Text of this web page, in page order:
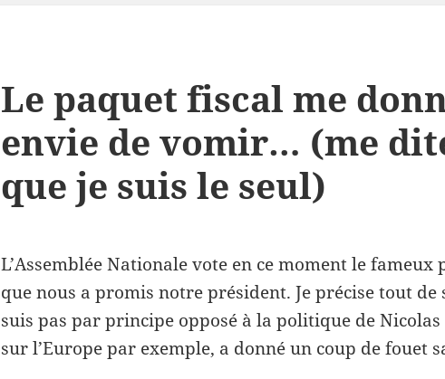
Le paquet fiscal me
envie de vomir… (me
que je suis le seul)
L’Assemblée Nationale vote en ce moment le fameux
que nous a promis notre président. Je précise tout de
suis pas par principe opposé à la politique de
sur l’Europe par exemple, a donné un coup de fouet